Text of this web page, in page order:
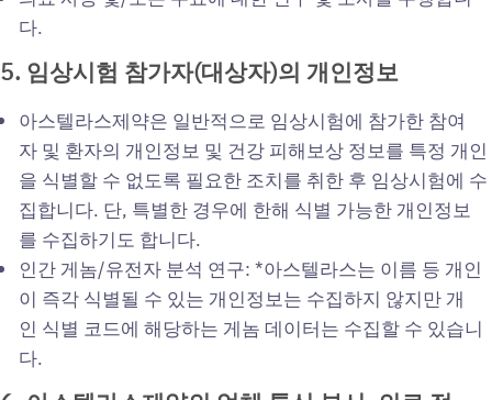
다.
5. 임상시험 참가자(대상자)의 개인정보
아스텔라스제약은 일반적으로 임상시험에 참가한 참여
자 및 환자의 개인정보 및 건강 피해보상 정보를 특정 개인
을 식별할 수 없도록 필요한 조치를 취한 후 임상시험에 수
집합니다. 단, 특별한 경우에 한해 식별 가능한 개인정보
를 수집하기도 합니다.
인간 게놈/유전자 분석 연구: *아스텔라스는 이름 등 개인
이 즉각 식별될 수 있는 개인정보는 수집하지 않지만 개
인 식별 코드에 해당하는 게놈 데이터는 수집할 수 있습니
다.